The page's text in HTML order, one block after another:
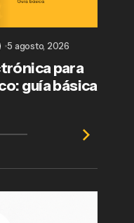
para
guía básica
5 agosto, 2026